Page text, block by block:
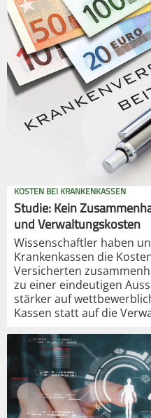
KOSTEN BEI KRANKENKASSEN
Studie: Kein
und Verwaltungskosten
Wissenschaftler haben
Krankenkassen die
Versicherten
zu einer eindeutigen
stärker auf
Kassen statt auf die